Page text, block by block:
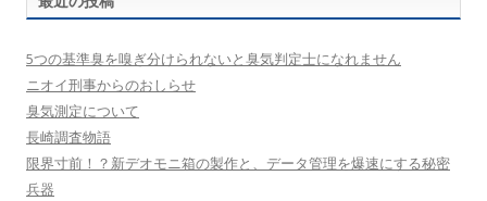
5つの基準臭を嗅ぎ分けられないと臭気判定士になれません
ニオイ刑事からのおしらせ
臭気測定について
長崎調査物語
限界寸前！？新デオモニ箱の製作と、データ管理を爆速にする秘密
兵器